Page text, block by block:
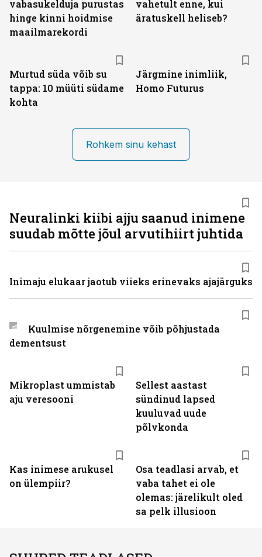
vabasukelduja purustas
hinge kinni hoidmise
maailmarekordi
vahetult enne, kui
äratuskell heliseb?
Murtud süda võib su
tappa: 10 müüti südame
kohta
Järgmine inimliik,
Homo Futurus
Rohkem sinu kehast
Mikroplast ummistab
aju veresooni
Sellest aastast
sündinud lapsed
kuuluvad uude
põlvkonda
Kas inimese arukusel
on ülempiir?
Osa teadlasi arvab, et
vaba tahet ei ole
olemas: järelikult oled
sa pelk illusioon
Neuralinki kiibi ajju saanud inimene
suudab mõtte jõul arvutihiirt juhtida
Inimaju elukaar jaotub viieks erinevaks ajajärguks
Kuulmise nõrgenemine võib põhjustada
dementsust